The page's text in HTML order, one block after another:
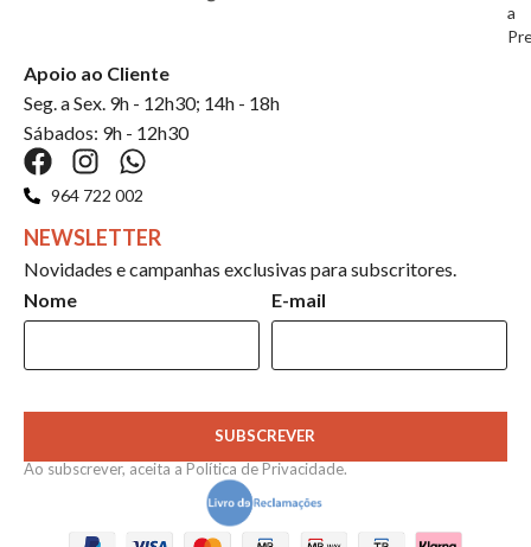
a
Apoio ao Cliente
Seg. a Sex. 9h - 12h30; 14h - 18h
Sábados: 9h - 12h30
964 722 002
NEWSLETTER
Novidades e campanhas exclusivas para subscritores.
Nome
E-mail
SUBSCREVER
Ao subscrever, aceita a Política de Privacidade.